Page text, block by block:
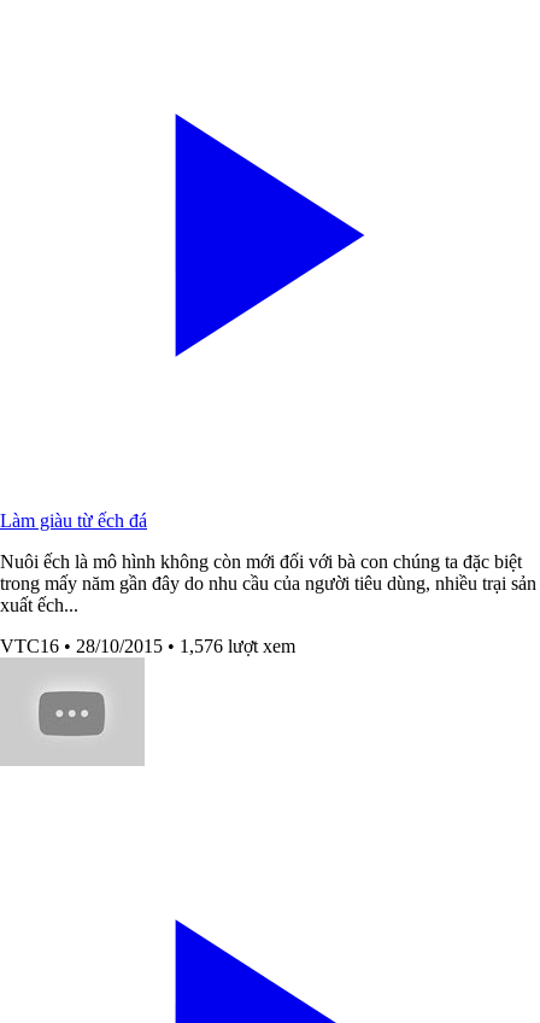
Làm giàu từ ếch đá
Nuôi ếch là mô hình không còn mới đối với bà con chúng ta đặc biệt
trong mấy năm gần đây do nhu cầu của người tiêu dùng, nhiều trại sản
xuất ếch...
VTC16 • 28/10/2015 • 1,576 lượt xem